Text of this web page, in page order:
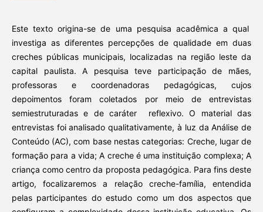
Este texto origina-se de uma pesquisa acadêmica a qual
investiga as diferentes percepções de qualidade em duas
creches públicas municipais, localizadas na região leste da
capital paulista. A pesquisa teve participação de mães,
professoras e coordenadoras pedagógicas, cujos
depoimentos foram coletados por meio de entrevistas
semiestruturadas e de caráter reflexivo. O material das
entrevistas foi analisado qualitativamente, à luz da Análise de
Conteúdo (AC), com base nestas categorias: Creche, lugar de
formação para a vida; A creche é uma instituição complexa; A
criança como centro da proposta pedagógica. Para fins deste
artigo, focalizaremos a relação creche-família, entendida
pelas participantes do estudo como um dos aspectos que